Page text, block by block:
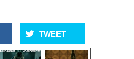
TWEET
Voorkomt